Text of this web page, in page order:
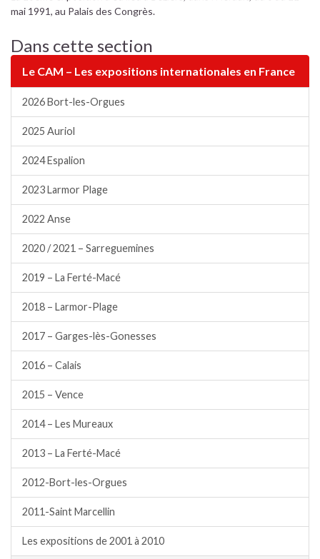
mai 1991, au Palais des Congrès.
Dans cette section
Le CAM – Les expositions internationales en France
2026 Bort-les-Orgues
2025 Auriol
2024 Espalion
2023 Larmor Plage
2022 Anse
2020 / 2021 – Sarreguemines
2019 – La Ferté-Macé
2018 – Larmor-Plage
2017 – Garges-lès-Gonesses
2016 – Calais
2015 – Vence
2014 – Les Mureaux
2013 – La Ferté-Macé
2012-Bort-les-Orgues
2011-Saint Marcellin
Les expositions de 2001 à 2010